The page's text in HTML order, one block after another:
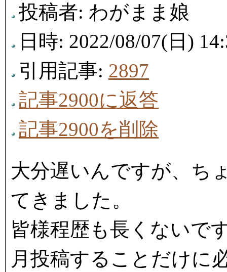
投稿者: わがまま娘
日時: 2022/08/07(日)
引用記事: 2897
記事2900に返答
記事2900を削除
大分遅いんですが、ち
てきました。
皆様程歴も長くないで
月投稿することだけに